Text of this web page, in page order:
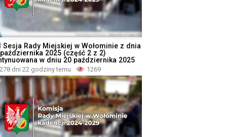
Sesja Rady Miejskiej w Wołominie z dnia
2025 (część 2 z 2)
w dniu 20 października 2025
278 dni 22 godziny temu 1269